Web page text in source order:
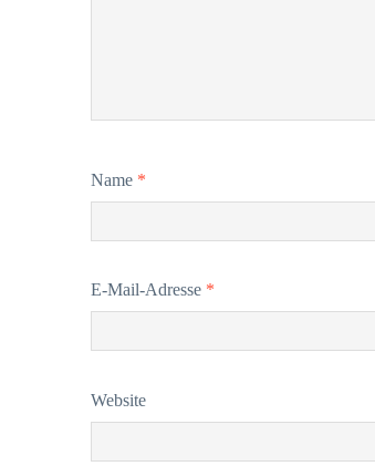
Name *
E-Mail-Adresse *
Website